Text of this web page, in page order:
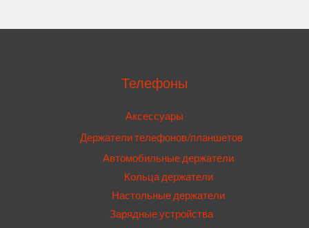
Телефоны
Аксессуары
Держатели телефонов/планшетов
Автомобильные держатели
Кольца держатели
Настольные держатели
Зарядные устройства